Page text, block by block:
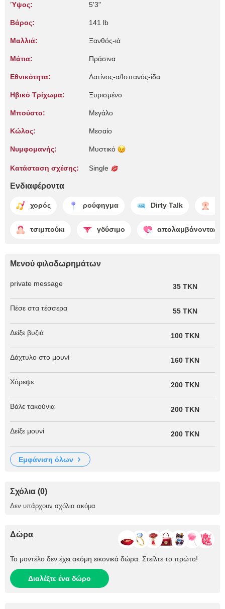
Ύψος: 5'3"
Βάρος: 141 lb
Μαλλιά: Ξανθός-ιά
Μάτια: Πράσινα
Εθνικότητα: Λατίνος-α/Ισπανός-ίδα
Ηβικό Τρίχωμα: Ξυρισμένο
Μπούστο: Μεγάλο
Κώλος: Μεσαίο
Νυμφομανής: Μυστικό
Κατάσταση σχέσης: Single
Ενδιαφέροντα
χορός ρούφηγμα Dirty Talk
τσιμπούκι γδύσιμο απολαμβάνοντας
Μενού φιλοδωρημάτων
private message 35 TKN
Πέσε στα τέσσερα 55 TKN
Δείξε βυζιά 100 TKN
Δάχτυλο στο μουνί 160 TKN
Χόρεψε 200 TKN
Βάλε τακούνια 200 TKN
Δείξε μουνί 200 TKN
εμφάνιση όλων
Σχόλια (0)
Δεν υπάρχουν σχόλια ακόμα
Δώρα
Το μοντέλο δεν έχει ακόμη εικονικά δώρα. Στείλτε το πρώτο!
Διαλέξτε ένα δώρο